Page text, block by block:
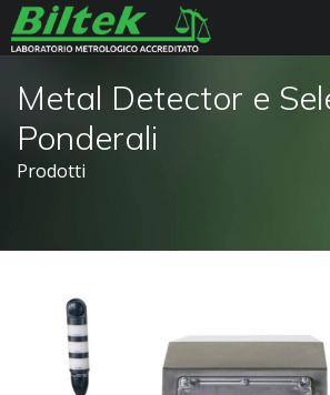
Metal Detector e
Ponderali
Prodotti